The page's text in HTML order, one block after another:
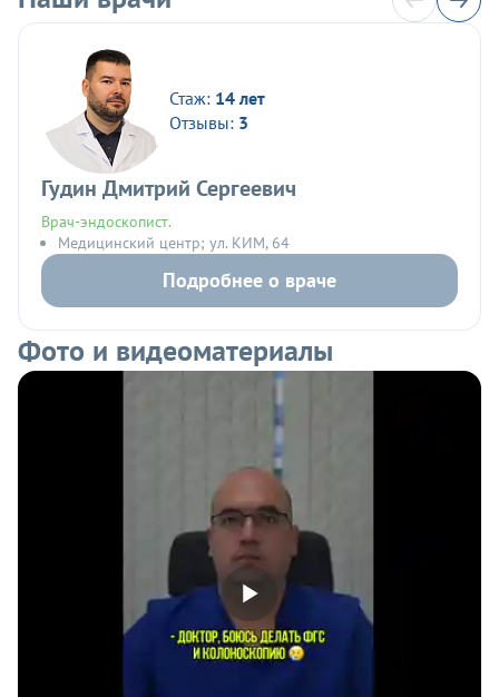
Стаж: 14 лет
Отзывы: 3
Гудин Дмитрий Сергеевич
Врач-эндоскопист.
Медицинский центр; ул. КИМ, 64
Подробнее о враче
Фото и видеоматериалы